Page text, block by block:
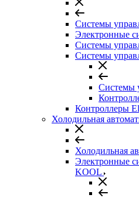
Системы
Электронные
Системы
Системы
Системы
Контроллеры
Холодильная
Холодильная
Электронные
KOOL